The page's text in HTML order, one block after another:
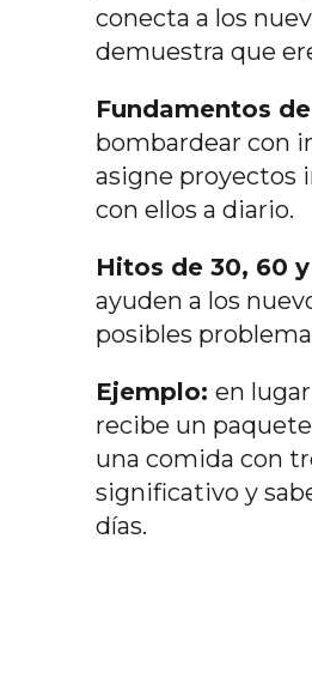
conecta a los
demuestra que
Fundamentos
bombardear con
asigne proyectos
con ellos a diario.
Hitos de 30, 60
ayuden a los
posibles
Ejemplo:en
recibe un
una comida con
significativo y
días.